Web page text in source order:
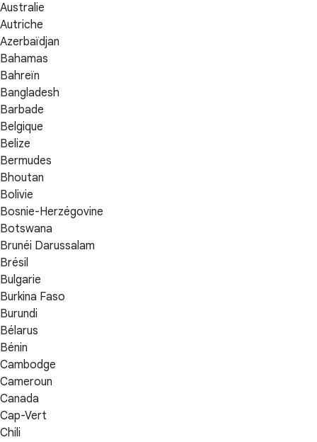
Australie
Autriche
Azerbaïdjan
Bahamas
Bahreïn
Bangladesh
Barbade
Belgique
Belize
Bermudes
Bhoutan
Bolivie
Bosnie-Herzégovine
Botswana
Brunéi Darussalam
Brésil
Bulgarie
Burkina Faso
Burundi
Bélarus
Bénin
Cambodge
Cameroun
Canada
Cap-Vert
Chili